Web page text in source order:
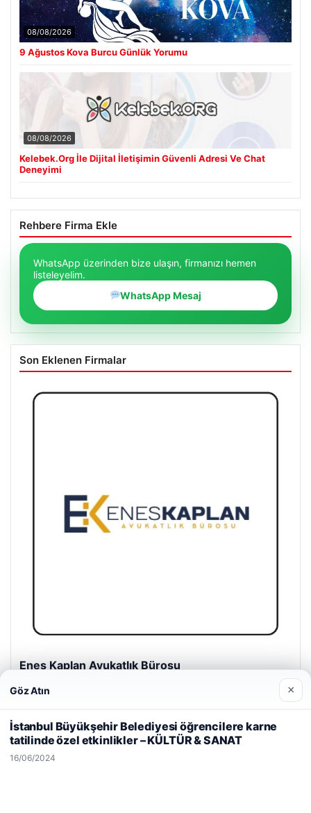
08/08/2026
9 Ağustos Kova Burcu Günlük Yorumu
08/08/2026
Kelebek.Org İle Dijital İletişimin Güvenli Adresi Ve Chat
Deneyimi
Rehbere Firma Ekle
WhatsApp üzerinden bize ulaşın, firmanızı hemen
listeleyelim.
WhatsApp Mesaj
Son Eklenen Firmalar
Enes Kaplan Avukatlık Bürosu
kullanıyoruz.Çerez Politikamız
Göz Atın ×
İstanbul Büyükşehir Belediyesi öğrencilere karne
tatilinde özel etkinlikler – KÜLTÜR & SANAT
16/06/2024